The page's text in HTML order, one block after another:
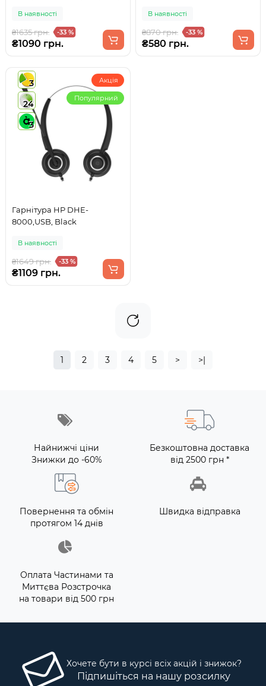
В наявності
₴1635 грн. -33 %
₴1090 грн.
В наявності
₴870 грн. -33 %
₴580 грн.
3
24
3
Акція
Популярний
Гарнітура HP DHE-
8000,USB, Black
В наявності
₴1649 грн. -33 %
₴1109 грн.
1 2 3 4 5 > >|
Найнижчі ціни
Знижки до -60%
Безкоштовна доставка
від 2500 грн *
Повернення та обмін
протягом 14 днів
Швидка відправка
Оплата Частинами та
Миттєва Розстрочка
на товари від 500 грн
Хочете бути в курсі всіх акцій і знижок?
Підпишіться на нашу розсилку